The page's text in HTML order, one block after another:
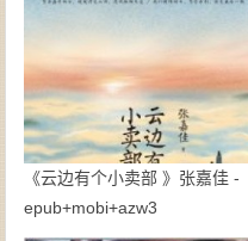
《云边有个小卖部 》张嘉佳 -
epub+mobi+azw3